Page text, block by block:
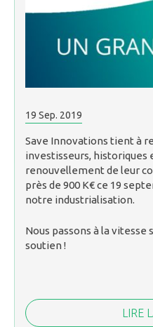
19 Sep. 2019
Save Innovations tient à
investisseurs, historiques
renouvellement de leur
près de 900 K€ ce 19
notre industrialisation.
Nous passons à la
soutien !
LIRE